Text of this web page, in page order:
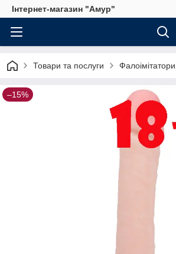
Інтернет-магазин "Амур"
Товари та послуги Фалоімітатори
–15%